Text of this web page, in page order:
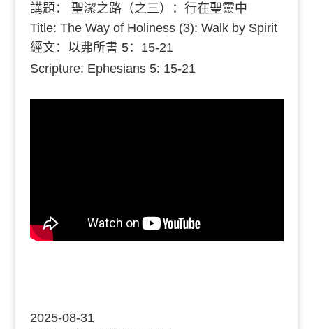
講題： 聖潔之路（之三）：行在聖靈中
Title: The Way of Holiness (3): Walk by Spirit
經文：
以弗所書 5：15-21
Scripture: Ephesians 5: 15-21
2025-08-31